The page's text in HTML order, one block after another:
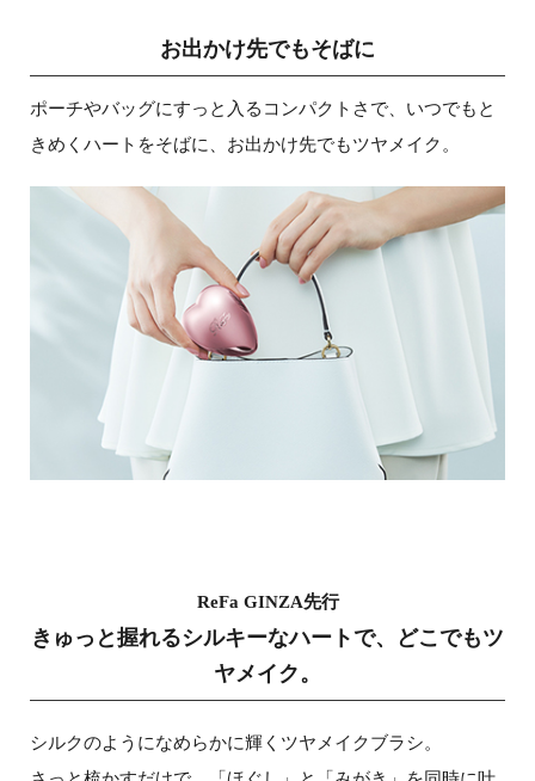
お出かけ先でもそばに
ポーチやバッグにすっと入るコンパクトさで、いつでもと
きめくハートをそばに、お出かけ先でもツヤメイク。
ReFa GINZA先行
きゅっと握れるシルキーなハートで、どこでもツ
ヤメイク。
シルクのようになめらかに輝くツヤメイクブラシ。